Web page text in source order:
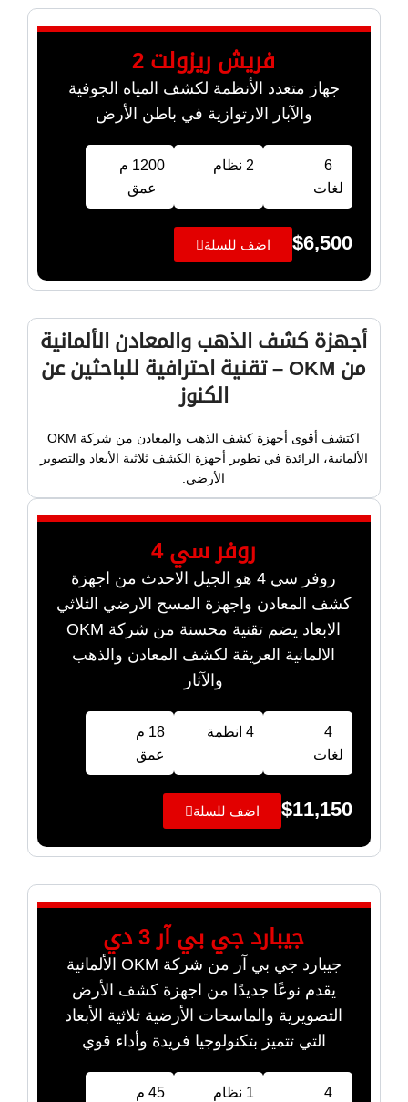
فريش ريزولت 2
جهاز متعدد الأنظمة لكشف المياه الجوفية
والآبار الارتوازية في باطن الأرض
6
لغات
2 نظام
1200 م
عمق
$6,500 اضف للسلة
أجهزة كشف الذهب والمعادن الألمانية
من OKM – تقنية احترافية للباحثين عن
الكنوز
اكتشف أقوى أجهزة كشف الذهب والمعادن من شركة OKM
الألمانية، الرائدة في تطوير أجهزة الكشف ثلاثية الأبعاد والتصوير
الأرضي.
روفر سي 4
روفر سي 4 هو الجيل الاحدث من اجهزة
كشف المعادن واجهزة المسح الارضي الثلاثي
الابعاد يضم تقنية محسنة من شركة OKM
الالمانية العريقة لكشف المعادن والذهب
والآثار
4
لغات
4 انظمة
18 م
عمق
$11,150 اضف للسلة
جيبارد جي بي آر 3 دي
جيبارد جي بي آر من شركة OKM الألمانية
يقدم نوعًا جديدًا من اجهزة كشف الأرض
التصويرية والماسحات الأرضية ثلاثية الأبعاد
التي تتميز بتكنولوجيا فريدة وأداء قوي
4
1 نظام
45 م